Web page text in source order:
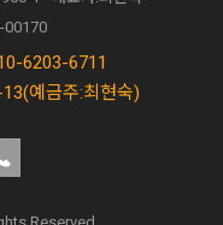
00170
6203-6711
예금주:최현숙)